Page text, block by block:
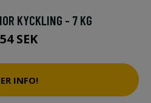
KYCKLING - 7 KG
SEK
INFO!